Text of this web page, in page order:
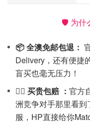
🛡️ 为什
📦 全澳免邮包退：
Delivery，还有便捷
盲买也毫无压力！
🙋‍♀️ 买贵包赔 ： 官方
洲竞争对手那里看
服，HP直接给你